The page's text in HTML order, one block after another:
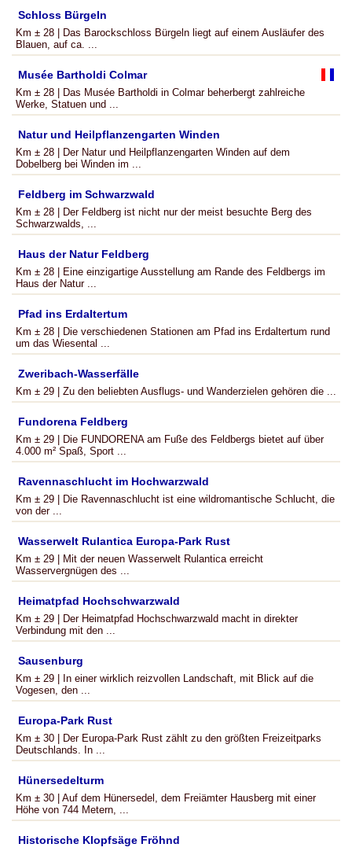
Schloss Bürgeln
Km ± 28 | Das Barockschloss Bürgeln liegt auf einem Ausläufer des
Blauen, auf ca. ...
Musée Bartholdi Colmar
Km ± 28 | Das Musée Bartholdi in Colmar beherbergt zahlreiche
Werke, Statuen und ...
Natur und Heilpflanzengarten Winden
Km ± 28 | Der Natur und Heilpflanzengarten Winden auf dem
Dobelberg bei Winden im ...
Feldberg im Schwarzwald
Km ± 28 | Der Feldberg ist nicht nur der meist besuchte Berg des
Schwarzwalds, ...
Haus der Natur Feldberg
Km ± 28 | Eine einzigartige Ausstellung am Rande des Feldbergs im
Haus der Natur ...
Pfad ins Erdaltertum
Km ± 28 | Die verschiedenen Stationen am Pfad ins Erdaltertum rund
um das Wiesental ...
Zweribach-Wasserfälle
Km ± 29 | Zu den beliebten Ausflugs- und Wanderzielen gehören die ...
Fundorena Feldberg
Km ± 29 | Die FUNDORENA am Fuße des Feldbergs bietet auf über
4.000 m² Spaß, Sport ...
Ravennaschlucht im Hochwarzwald
Km ± 29 | Die Ravennaschlucht ist eine wildromantische Schlucht, die
von der ...
Wasserwelt Rulantica Europa-Park Rust
Km ± 29 | Mit der neuen Wasserwelt Rulantica erreicht
Wasservergnügen des ...
Heimatpfad Hochschwarzwald
Km ± 29 | Der Heimatpfad Hochschwarzwald macht in direkter
Verbindung mit den ...
Sausenburg
Km ± 29 | In einer wirklich reizvollen Landschaft, mit Blick auf die
Vogesen, den ...
Europa-Park Rust
Km ± 30 | Der Europa-Park Rust zählt zu den größten Freizeitparks
Deutschlands. In ...
Hünersedelturm
Km ± 30 | Auf dem Hünersedel, dem Freiämter Hausberg mit einer
Höhe von 744 Metern, ...
Historische Klopfsäge Fröhnd